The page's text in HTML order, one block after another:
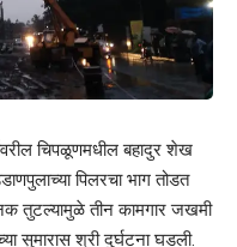
चिपळूणमधील बहादुर शेख
पिलरचा भाग तोडत
तुटल्यामुळे तीन कामगार जखमी
सुमारास श्री दुर्घटना घडली.